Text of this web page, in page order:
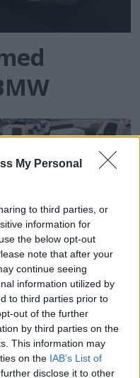
My Personal
to third parties, or
information for
the below opt-out
note that after your
continue seeing
information utilized by
to third parties prior to
out of the further
by third parties on the
This information may
on the IAB’s List of
disclose it to other